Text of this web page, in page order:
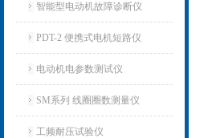
智能型电动机故障诊断仪
PDT-2 便携式电机短路仪
电动机电参数测试仪
SM系列 线圈圈数测量仪
工频耐压试验仪